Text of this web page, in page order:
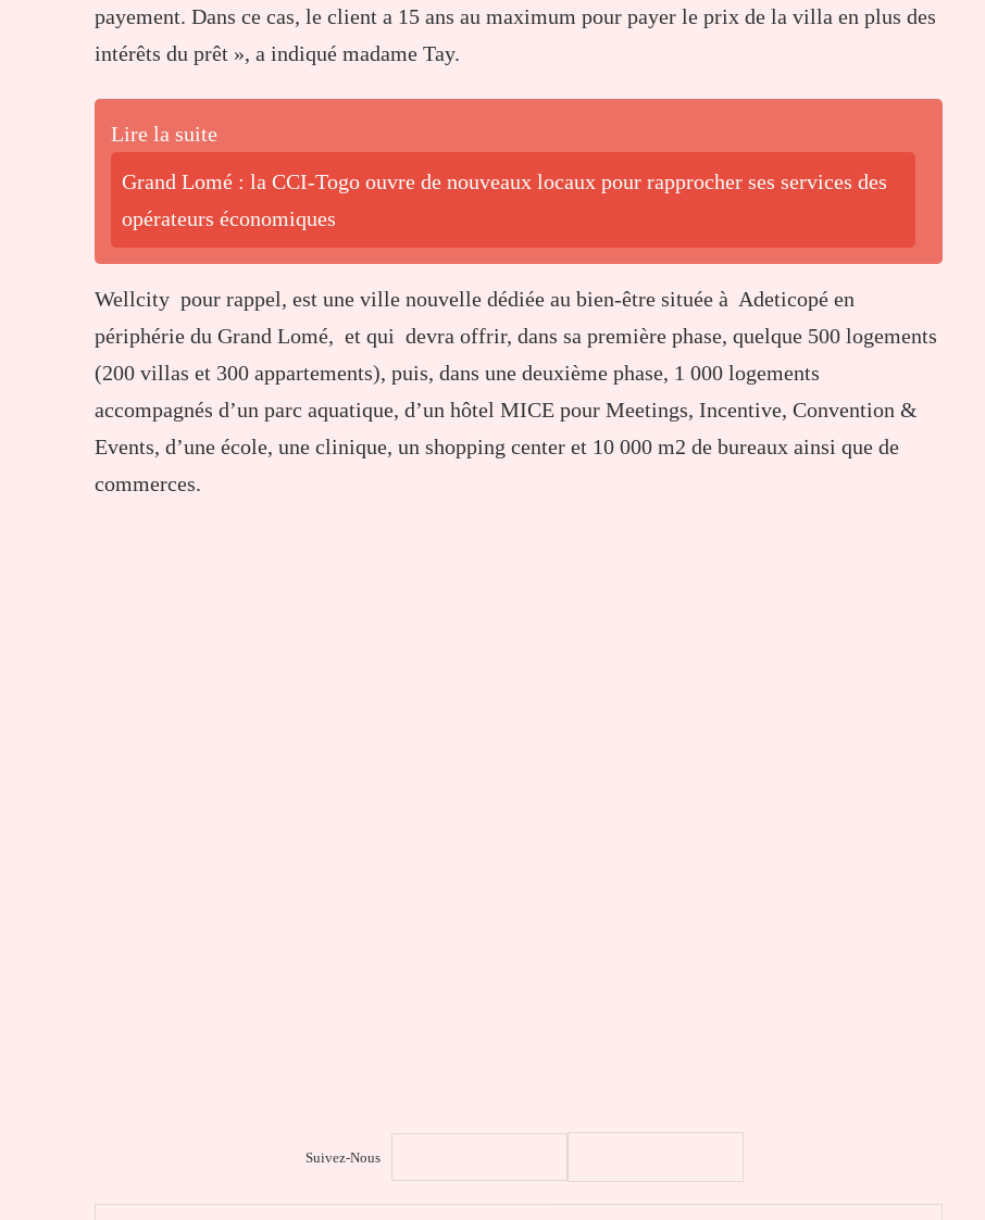
payement. Dans ce cas, le client a 15 ans au maximum pour payer le prix de la villa en plus des
intérêts du prêt », a indiqué madame Tay.
Lire la suite
Grand Lomé : la CCI-Togo ouvre de nouveaux locaux pour rapprocher ses services des
opérateurs économiques
Wellcity pour rappel, est une ville nouvelle dédiée au bien-être située à Adeticopé en
périphérie du Grand Lomé, et qui devra offrir, dans sa première phase, quelque 500 logements
(200 villas et 300 appartements), puis, dans une deuxième phase, 1 000 logements
accompagnés d’un parc aquatique, d’un hôtel MICE pour Meetings, Incentive, Convention &
Events, d’une école, une clinique, un shopping center et 10 000 m2 de bureaux ainsi que de
commerces.
Suivez-Nous